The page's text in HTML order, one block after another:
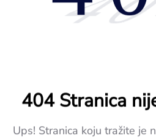
404 Stranica
Ups! Stranica koju tražite je